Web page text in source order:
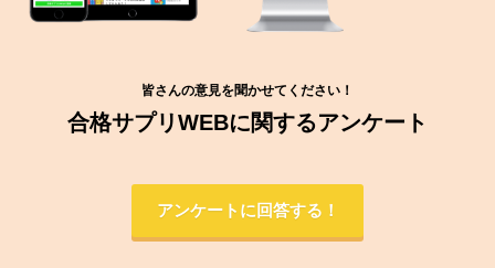
皆さんの意見を聞かせてください！
合格サプリWEBに関するアンケート
アンケートに回答する！